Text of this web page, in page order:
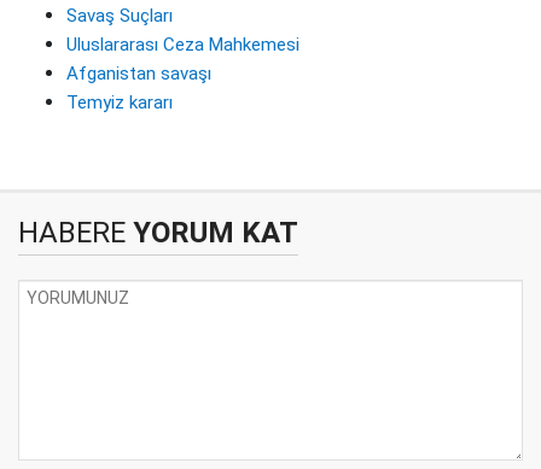
Savaş Suçları
Uluslararası Ceza Mahkemesi
Afganistan savaşı
Temyiz kararı
HABERE YORUM KAT